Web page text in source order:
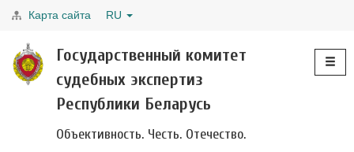
Карта сайта RU
Государственный комитет
судебных экспертиз
Республики Беларусь
Объективность. Честь. Отечество.